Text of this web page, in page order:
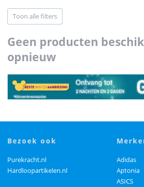
toon alle filters
geen producten beschikbaar, zoek
opnieuw
bezoek ook
Purekracht.nl
Hardloopartikelen.nl
Adidas
Aptonia
ASICS